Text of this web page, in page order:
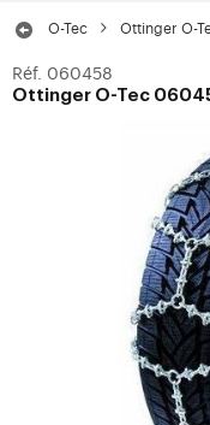
O-Tec Ottinger O-
Réf. 060458
Ottinger O-Tec